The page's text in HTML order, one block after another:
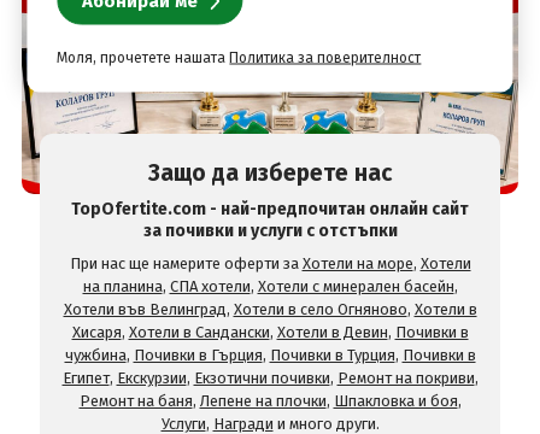
Защо да изберете нас
TopOfertite.com - най-предпочитан онлайн сайт
за почивки и услуги с отстъпки
При нас ще намерите оферти за Хотели на море, Хотели
на планина, СПА хотели, Хотели с минерален басейн,
Хотели във Велинград, Хотели в село Огняново, Хотели в
Хисаря, Хотели в Сандански, Хотели в Девин, Почивки в
чужбина, Почивки в Гърция, Почивки в Турция, Почивки в
Египет, Екскурзии, Екзотични почивки, Ремонт на покриви,
Ремонт на баня, Лепене на плочки, Шпакловка и боя,
Услуги, Награди и много други.
Моля, прочетете нашатаПолитика за поверителност